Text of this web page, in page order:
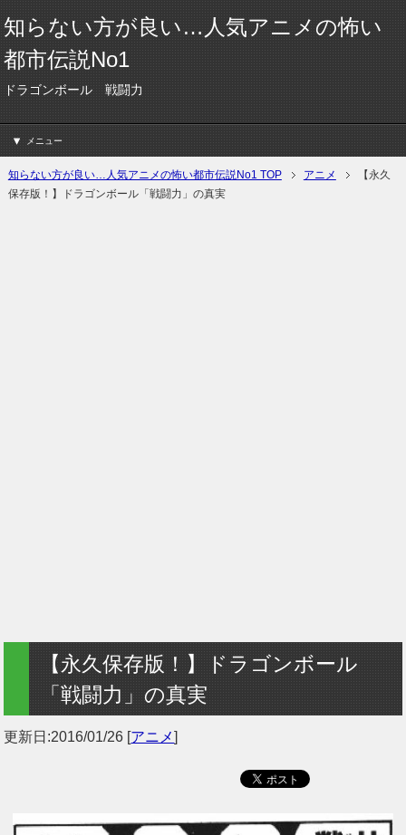
知らない方が良い…人気アニメの怖い
都市伝説No1
ドラゴンボール 戦闘力
メニュー
知らない方が良い…人気アニメの怖い都市伝説No1 TOP アニメ
【永久
保存版！】ドラゴンボール「戦闘力」の真実
【永久保存版！】ドラゴンボール
「戦闘力」の真実
更新日:2016/01/26 [アニメ]